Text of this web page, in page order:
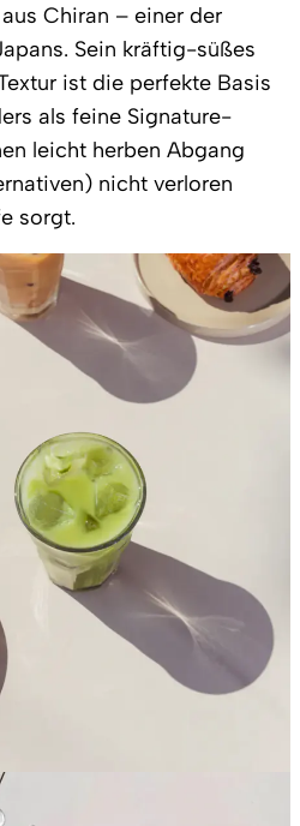
Chiran – einer der
Sein kräftig-süßes
ist die perfekte Basis
als feine Signature-
leicht herben Abgang
nicht verloren
sorgt.